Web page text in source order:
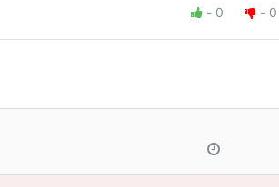
- 0 - 0